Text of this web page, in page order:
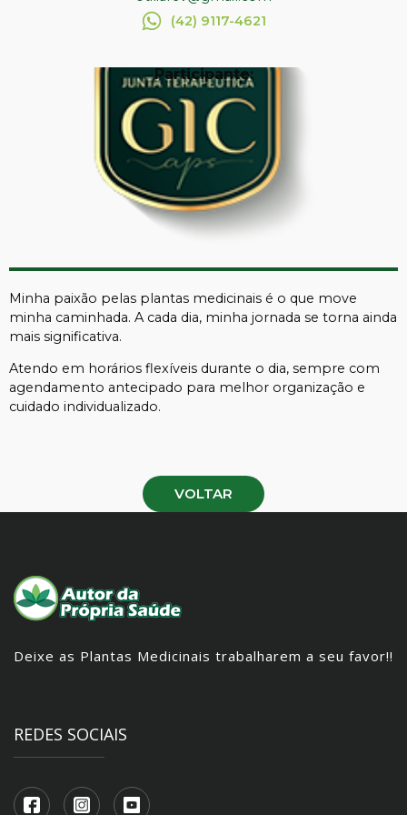
(42) 9117-4621
Participante:
Minha paixão pelas plantas medicinais é o que move
minha caminhada. A cada dia, minha jornada se torna ainda
mais significativa.
Atendo em horários flexíveis durante o dia, sempre com
agendamento antecipado para melhor organização e
cuidado individualizado.
VOLTAR
Deixe as Plantas Medicinais trabalharem a seu favor!!
REDES SOCIAIS